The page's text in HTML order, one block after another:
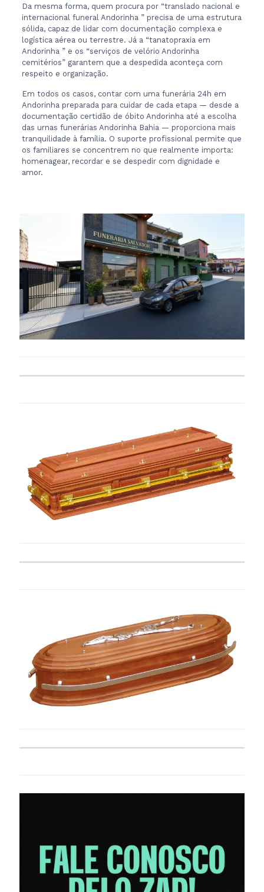
Da mesma forma, quem procura por “translado nacional e
internacional funeral Andorinha ” precisa de uma estrutura
sólida, capaz de lidar com documentação complexa e
logística aérea ou terrestre. Já a “tanatopraxia em
Andorinha ” e os “serviços de velório Andorinha
cemitérios” garantem que a despedida aconteça com
respeito e organização.
Em todos os casos, contar com uma funerária 24h em
Andorinha preparada para cuidar de cada etapa — desde a
documentação certidão de óbito Andorinha até a escolha
das urnas funerárias Andorinha Bahia — proporciona mais
tranquilidade à família. O suporte profissional permite que
os familiares se concentrem no que realmente importa:
homenagear, recordar e se despedir com dignidade e
amor.